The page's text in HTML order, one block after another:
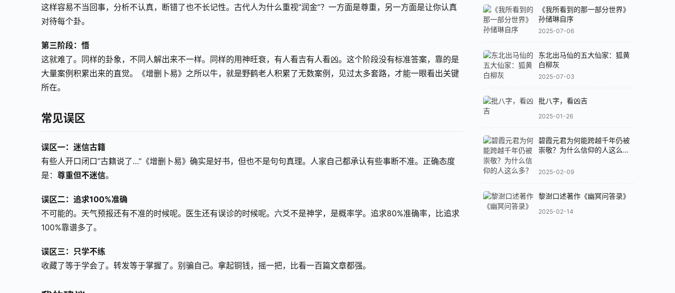
这样容易不当回事，分析不认真，断错了也不长记性。古代人为什么重视”润金”？一方面是尊重，另一方面是让你认真
对待每个卦。
第三阶段：悟
这就难了。同样的卦象，不同人解出来不一样。同样的用神旺衰，有人看吉有人看凶。这个阶段没有标准答案，靠的是
大量案例积累出来的直觉。《增删卜易》之所以牛，就是野鹤老人积累了无数案例，见过太多套路，才能一眼看出关键
所在。
常见误区
误区一：迷信古籍
有些人开口闭口”古籍说了…”《增删卜易》确实是好书，但也不是句句真理。人家自己都承认有些事断不准。正确态度
是： 尊重但不迷信。
误区二：追求100%准确
不可能的。天气预报还有不准的时候呢。医生还有误诊的时候呢。六爻不是神学，是概率学。追求80%准确率，比追求
100%靠谱多了。
误区三：只学不练
收藏了等于学会了。转发等于掌握了。别骗自己。拿起铜钱，摇一把，比看一百篇文章都强。
《我所看到的那一部分世界》
孙储琳自序
2025-07-06
东北出马仙的五大仙家：狐黄
白柳灰
2025-07-03
批八字，看凶吉
2025-01-26
碧霞元君为何能跨越千年仍被
崇敬？为什么信仰的人这么
2025-02-09
黎澍口述著作《幽冥问答录》
2025-02-14